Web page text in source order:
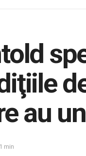
au
1 min